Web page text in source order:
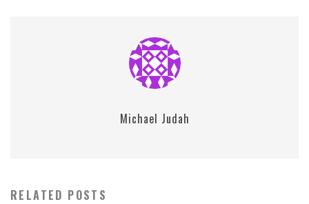
Michael Judah
RELATED POSTS